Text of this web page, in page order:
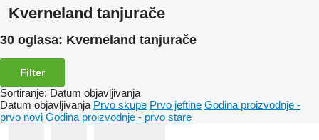
Kverneland tanjurače
30 oglasa: Kverneland tanjurače
Filter
Sortiranje: Datum objavljivanja
Datum objavljivanja Prvo skupe Prvo jeftine Godina proizvodnje -
prvo novi Godina proizvodnje - prvo stare